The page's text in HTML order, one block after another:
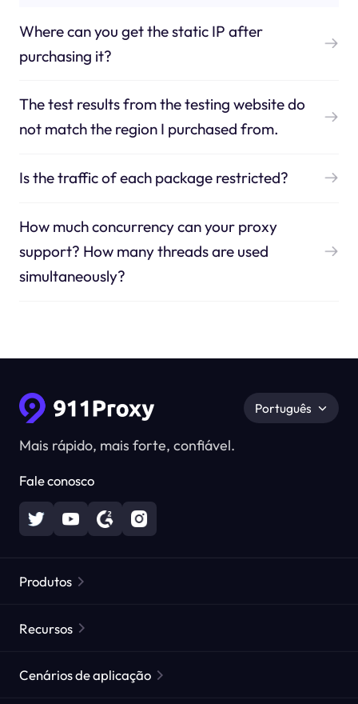
Where can you get the static IP after
purchasing it?
The test results from the testing website do
not match the region I purchased from.
Is the traffic of each package restricted?
How much concurrency can your proxy
support? How many threads are used
simultaneously?
Mais rápido, mais forte, confiável.
Fale conosco
Português
Produtos
Proxies Residenciais Estáticos
Recursos
Cenários de aplicação